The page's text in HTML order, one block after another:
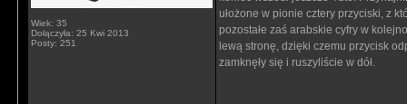
Wiek: 35
Dołączyła: 25 Kwi 2013
Posty: 251
ułożone w pionie cztery przyciski, z
pozostałe zaś arabskie cyfry w
lewą stronę, dzięki czemu przycisk
zamknęły się i ruszyliście w dół.